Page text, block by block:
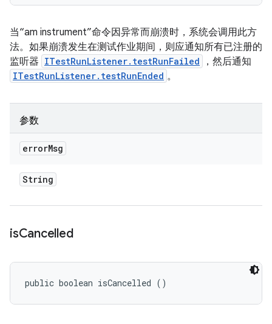
当“am instrument”命令因异常而崩溃时，系统会调用此方
法。如果崩溃发生在测试作业期间，则应通知所有已注册的
监听器 ITestRunListener.testRunFailed ，然后通知
ITestRunListener.testRunEnded 。
参数
errorMsg
String
isCancelled
public boolean isCancelled ()